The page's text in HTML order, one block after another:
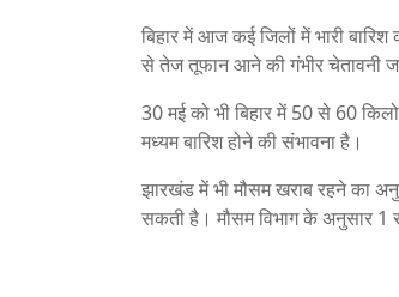
बिहार में आज कई जिलों में भारी
से तेज तूफान आने की गंभीर चेतावनी
30 मई को भी बिहार में 50 से 60
मध्यम बारिश होने की संभावना है।
झारखंड में भी मौसम खराब रहने का
सकती है। मौसम विभाग के अनुसार 1